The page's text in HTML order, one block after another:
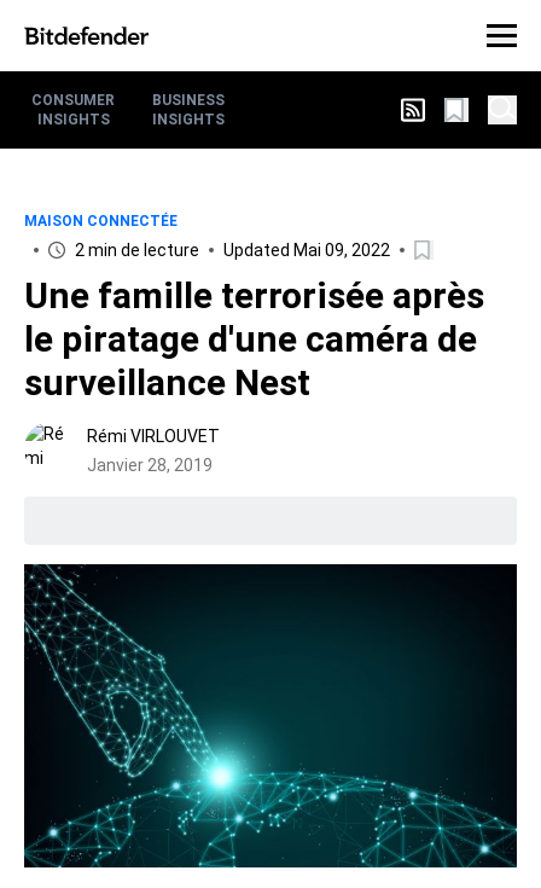
CONSUMER
INSIGHTS
BUSINESS
INSIGHTS
MAISON CONNECTÉE
2 min de lecture Updated Mai 09, 2022
Une famille terrorisée après
le piratage d'une caméra de
surveillance Nest
Rémi VIRLOUVET
Janvier 28, 2019